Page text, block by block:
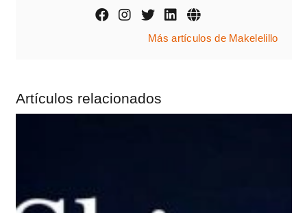
Más artículos de Makelelillo
Artículos relacionados